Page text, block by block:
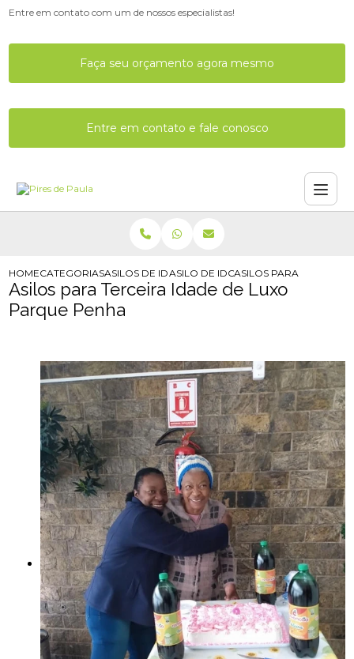
Entre em contato com um de nossos especialistas!
Faça seu orçamento agora mesmo
Entre em contato e fale conosco
HOMECATEGORIASASILOS DE IDOSOSASILO DE IDOSO COM MEDICOS
ASILOS PARA
Asilos para Terceira Idade de Luxo
Parque Penha